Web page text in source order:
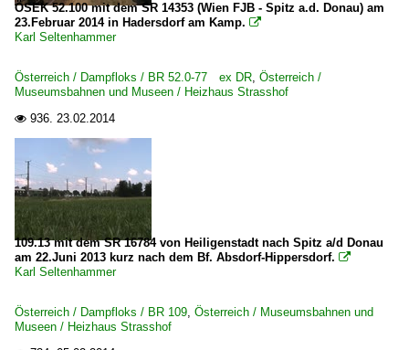
ÖSEK 52.100 mit dem SR 14353 (Wien FJB - Spitz a.d. Donau) am
23.Februar 2014 in Hadersdorf am Kamp. 
Karl Seltenhammer
Österreich / Dampfloks / BR 52.0-77 ex DR, Österreich /
Museumsbahnen und Museen / Heizhaus Strasshof
 936. 23.02.2014
109.13 mit dem SR 16784 von Heiligenstadt nach Spitz a/d Donau
am 22.Juni 2013 kurz nach dem Bf. Absdorf-Hippersdorf. 
Karl Seltenhammer
Österreich / Dampfloks / BR 109, Österreich / Museumsbahnen und
Museen / Heizhaus Strasshof